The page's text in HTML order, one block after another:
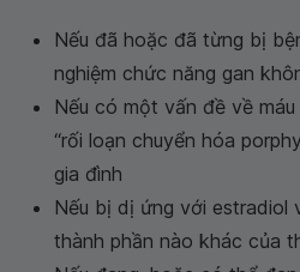
Nếu đã hoặc đã từng bị
nghiệm chức năng gan
Nếu có một vấn đề về
“rối loạn chuyển hóa
gia đình
Nếu bị dị ứng với estradiol
thành phần nào khác của